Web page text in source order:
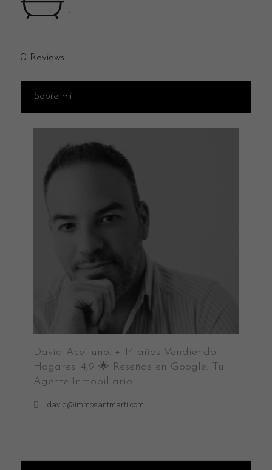
1
0 Reviews
Sobre mi
David Aceituno. + 14 años Vendiendo
Hogares. 4,9 🌟 Reseñas en Google. Tu
Agente Inmobiliario.
david@immosantmarti.com